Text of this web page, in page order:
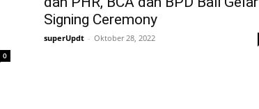
0
Signing Ceremony
superUpdt - Oktober 28, 2022